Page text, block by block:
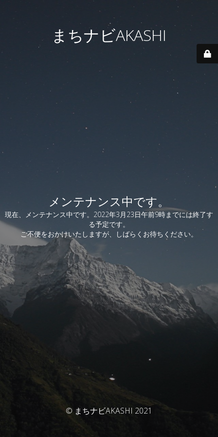
まちナビAKASHI
メンテナンス中です。
現在、メンテナンス中です。2022年3月23日午前9時までには終了す
る予定です。
ご不便をおかけいたしますが、しばらくお待ちください。
© まちナビAKASHI 2021